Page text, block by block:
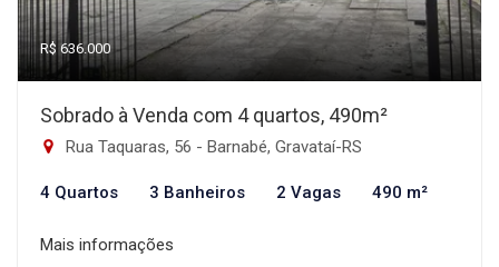
R$ 636.000
Sobrado à Venda com 4 quartos, 490m²
Rua Taquaras, 56 - Barnabé, Gravataí-RS
4 Quartos 3 Banheiros 2 Vagas 490 m²
Mais informações